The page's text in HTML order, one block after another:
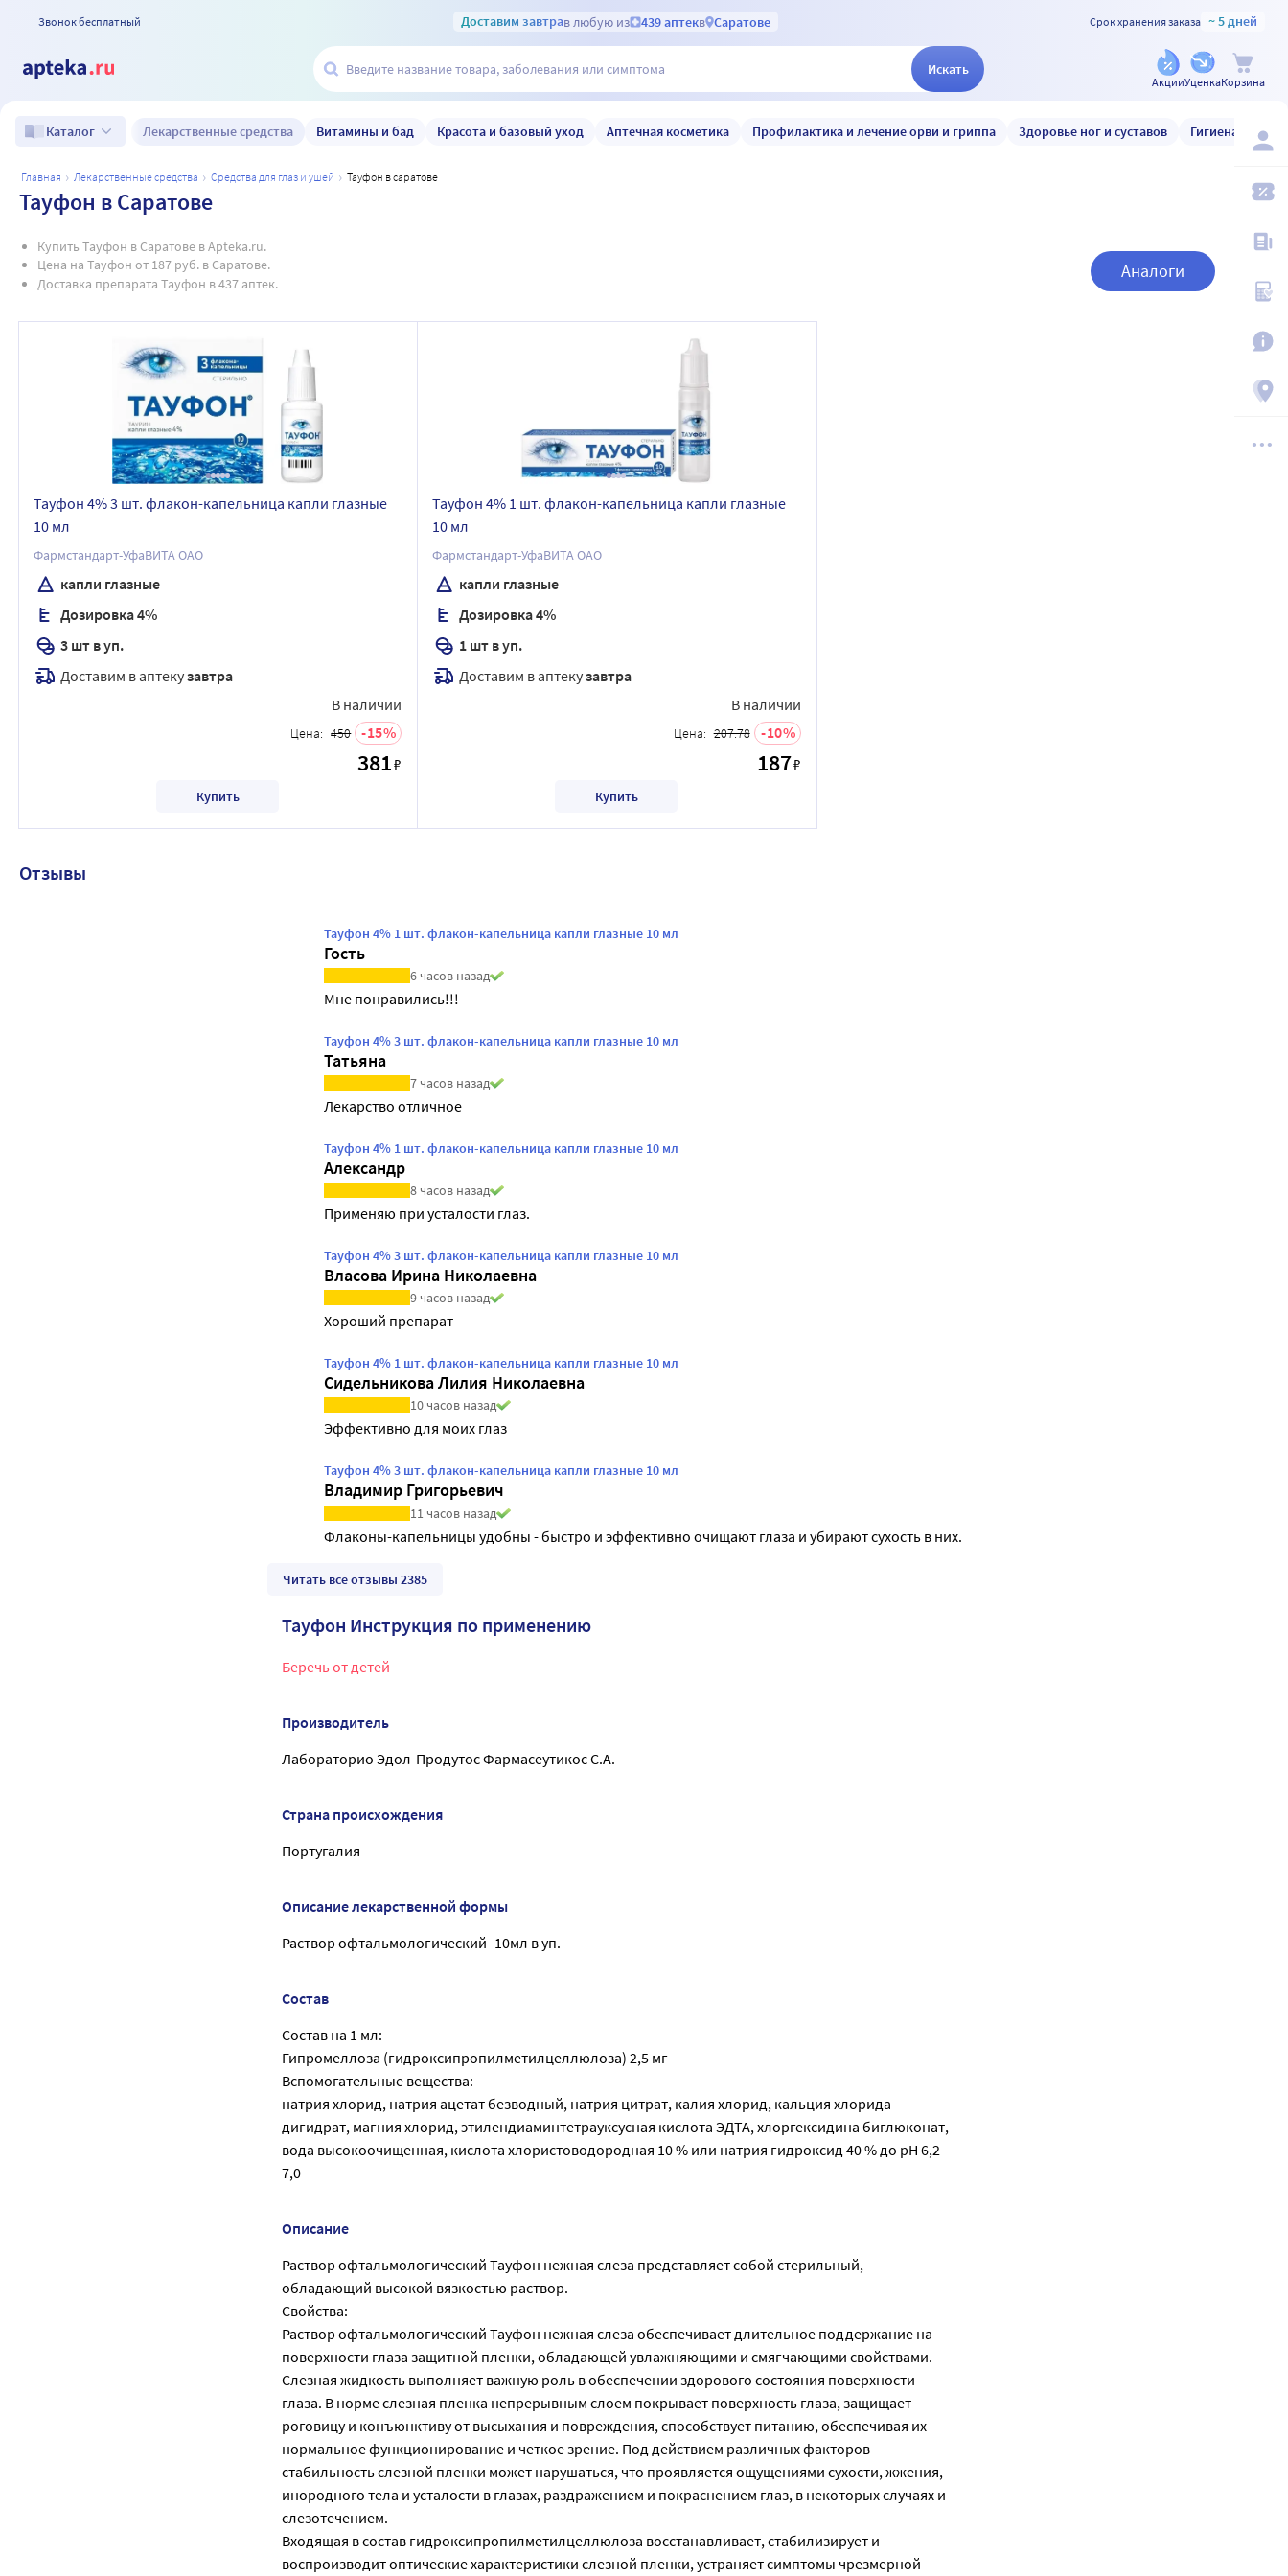
Звонок бесплатный Доставим завтрав любую из 439 аптекв Саратове Срок хранения заказа ~ 5 дней
Искать
АкцииУценкаКорзина
Каталог Лекарственные средства Витамины и бад Красота и базовый уход Аптечная косметика Профилактика и лечение орви и гриппа Здоровье ног и суставов Гигиена и уход
главная лекарственные средства средства для глаз и ушей тауфон в саратове
Тауфон в Саратове
Купить Тауфон в Саратове в Apteka.ru.
Цена на Тауфон от 187 руб. в Саратове.
Доставка препарата Тауфон в 437 аптек.
Аналоги
Тауфон 4% 3 шт. флакон-капельница капли глазные
10 мл
Фармстандарт-УфаВИТА ОАО
капли глазные
Дозировка 4%
3 шт в уп.
Доставим в аптекузавтра
В наличии
Цена: 450 15
381₽
Купить
Тауфон 4% 1 шт. флакон-капельница капли глазные
10 мл
Фармстандарт-УфаВИТА ОАО
капли глазные
Дозировка 4%
1 шт в уп.
Доставим в аптекузавтра
В наличии
Цена: 207.78 10
187₽
Купить
Отзывы
Тауфон 4% 1 шт. флакон-капельница капли глазные 10 мл
Гость
6 часов назад
Мне понравились!!!
Тауфон 4% 3 шт. флакон-капельница капли глазные 10 мл
Татьяна
7 часов назад
Лекарство отличное
Тауфон 4% 1 шт. флакон-капельница капли глазные 10 мл
Александр
8 часов назад
Применяю при усталости глаз.
Тауфон 4% 3 шт. флакон-капельница капли глазные 10 мл
Власова Ирина Николаевна
9 часов назад
Хороший препарат
Тауфон 4% 1 шт. флакон-капельница капли глазные 10 мл
Сидельникова Лилия Николаевна
10 часов назад
Эффективно для моих глаз
Тауфон 4% 3 шт. флакон-капельница капли глазные 10 мл
Владимир Григорьевич
11 часов назад
Флаконы-капельницы удобны - быстро и эффективно очищают глаза и убирают сухость в них.
Читать все отзывы 2385
Тауфон Инструкция по применению
Беречь от детей
Производитель
Лабораторио Эдол-Продутос Фармасеутикос С.А.
Страна происхождения
Португалия
Описание лекарственной формы
Раствор офтальмологический -10мл в уп.
Состав
Состав на 1 мл:
Гипромеллоза (гидроксипропилметилцеллюлоза) 2,5 мг
Вспомогательные вещества:
натрия хлорид, натрия ацетат безводный, натрия цитрат, калия хлорид, кальция хлорида
дигидрат, магния хлорид, этилендиаминтетрауксусная кислота ЭДТА, хлоргексидина биглюконат,
вода высокоочищенная, кислота хлористоводородная 10 % или натрия гидроксид 40 % до рН 6,2 -
7,0
Описание
Раствор офтальмологический Тауфон нежная слеза представляет собой стерильный,
обладающий высокой вязкостью раствор.
Свойства:
Раствор офтальмологический Тауфон нежная слеза обеспечивает длительное поддержание на
поверхности глаза защитной пленки, обладающей увлажняющими и смягчающими свойствами.
Слезная жидкость выполняет важную роль в обеспечении здорового состояния поверхности
глаза. В норме слезная пленка непрерывным слоем покрывает поверхность глаза, защищает
роговицу и конъюнктиву от высыхания и повреждения, способствует питанию, обеспечивая их
нормальное функционирование и четкое зрение. Под действием различных факторов
стабильность слезной пленки может нарушаться, что проявляется ощущениями сухости, жжения,
инородного тела и усталости в глазах, раздражением и покраснением глаз, в некоторых случаях и
слезотечением.
Входящая в состав гидроксипропилметилцеллюлоза восстанавливает, стабилизирует и
воспроизводит оптические характеристики слезной пленки, устраняет симптомы чрезмерной